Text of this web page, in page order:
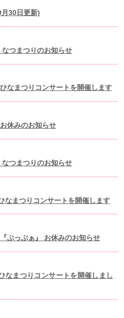
30日更新)
つまつりのお知らせ
なまつりコンサートを開催します
休みのお知らせ
つまつりのお知らせ
なまつりコンサートを開催します
ぷっぷぁ』 お休みのお知らせ
なまつりコンサートを開催しまし